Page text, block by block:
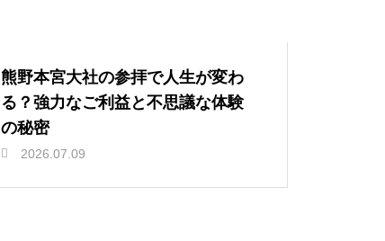
熊野本宮大社の参拝で人生が変わ
る？強力なご利益と不思議な体験
の秘密
2026.07.09